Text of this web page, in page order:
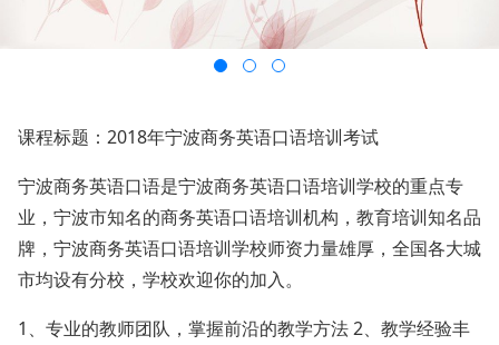
课程标题：2018年宁波商务英语口语培训考试
宁波商务英语口语是宁波商务英语口语培训学校的重点专
业，宁波市知名的商务英语口语培训机构，教育培训知名品
牌，宁波商务英语口语培训学校师资力量雄厚，全国各大城
市均设有分校，学校欢迎你的加入。
1、专业的教师团队，掌握前沿的教学方法 2、教学经验丰